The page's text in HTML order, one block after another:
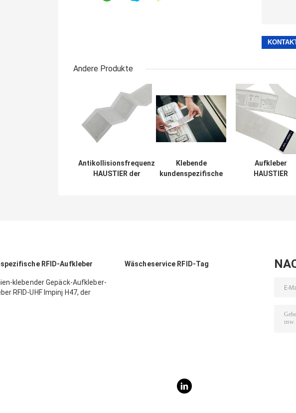
Andere Produkte
Antikollisionsfrequenz
HAUSTIER der
Klebende
kundenspezifische
Aufkleber
HAUSTIER
RFID-Aufkleber
klebender Gepäck-Aufkleber-
RFID-UHF Impinj H47, der
Wäscheservice RFID-Tag